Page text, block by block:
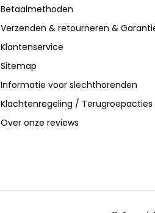
Betaalmethoden
Verzenden & retourneren &
Klantenservice
Sitemap
Informatie voor slechthorenden
Klachtenregeling /
Over onze reviews